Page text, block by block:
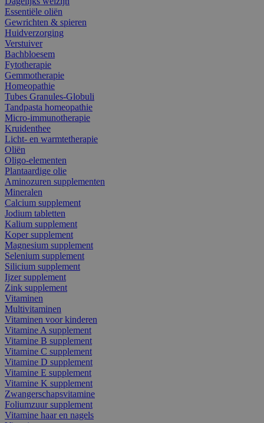
Essentiële oliën
Gewrichten & spieren
Huidverzorging
Verstuiver
Bachbloesem
Fytotherapie
Gemmotherapie
Homeopathie
Tubes Granules-Globuli
Tandpasta homeopathie
Micro-immunotherapie
Kruidenthee
Licht- en warmtetherapie
Oliën
Oligo-elementen
Plantaardige olie
Aminozuren supplementen
Mineralen
Calcium supplement
Jodium tabletten
Kalium supplement
Koper supplement
Magnesium supplement
Selenium supplement
Silicium supplement
Ijzer supplement
Zink supplement
Vitaminen
Multivitaminen
Vitaminen voor kinderen
Vitamine A supplement
Vitamine B supplement
Vitamine C supplement
Vitamine D supplement
Vitamine E supplement
Vitamine K supplement
Zwangerschapsvitamine
Foliumzuur supplement
Vitamine haar en nagels